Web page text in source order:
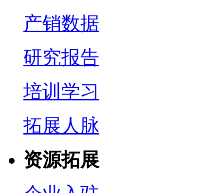
产销数据
研究报告
培训学习
拓展人脉
资源拓展